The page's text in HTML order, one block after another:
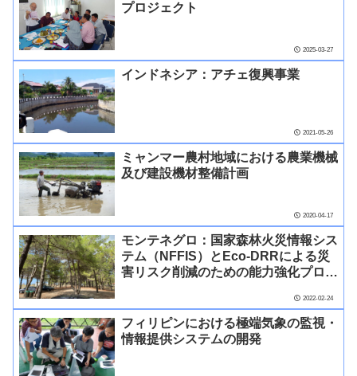
プロジェクト
2025-03-27
インドネシア：アチェ復興事業
2021-05-26
ミャンマー農村地域における農業機械
及び建設機材整備計画
2020-04-17
モンテネグロ：国家森林火災情報シス
テム（NFFIS）とEco-DRRによる災
害リスク削減のための能力強化プロジ
2022-02-24
フィリピンにおける極端気象の監視・
情報提供システムの開発